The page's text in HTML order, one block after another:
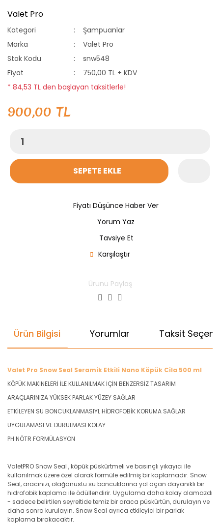
Valet Pro
Kategori
Şampuanlar
Marka
Valet Pro
Stok Kodu
snw548
Fiyat
750,00 TL + KDV
* 84,53 TL den başlayan taksitlerle!
900,00 TL
SEPETE EKLE
Fiyatı Düşünce Haber Ver
Yorum Yaz
Tavsiye Et
Karşılaştır
Ürünü Paylaş
Ürün Bilgisi Yorumlar Taksit
Valet Pro Snow Seal Seramik Etkili Nano Köpük Cila 500 ml
KÖPÜK MAKİNELERİ İLE KULLANILMAK İÇİN BENZERSİZ TASARIM
ARAÇLARINIZA YÜKSEK PARLAK YÜZEY SAĞLAR
ETKİLEYEN SU BONCUKLANMASIYL HİDROFOBİK KORUMA SAĞLAR
UYGULAMASI VE DURULMASI KOLAY
PH NÖTR FORMÜLASYON
ValetPRO Snow Seal , köpük püskürtmeli ve basınçlı yıkayıcı ile
kullanılmak üzere özel olarak formüle edilmiş bir kaplamadır. Snow
Seal, aracınızı, olağanüstü su boncuklarına yol açan dayanıklı bir
hidrofobik kaplama ile ödüllendirir. Uygulama daha kolay olamazdı
- sadece belirtilen seyreltide temiz bir araca püskürtün, durulayın ve
daha sonra kurulayın. Snow Seal ayrıca etkileyici bir parlak
kaplama bırakacaktır.